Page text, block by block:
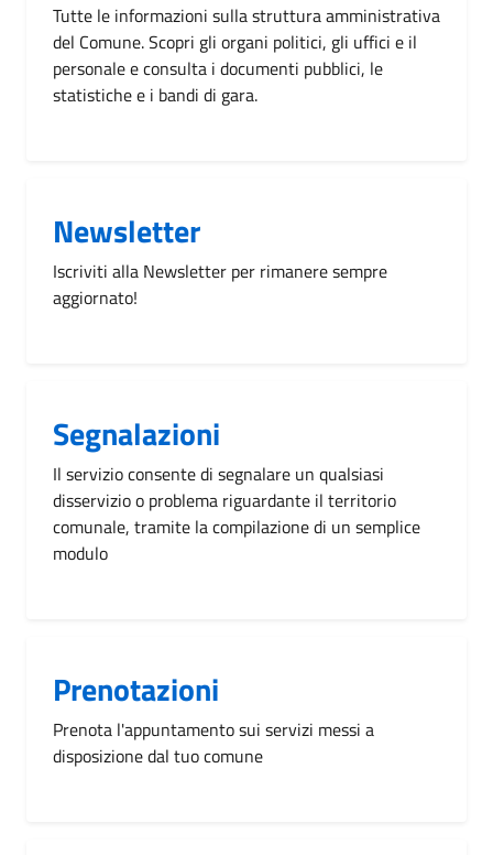
Tutte le informazioni sulla struttura amministrativa
del Comune. Scopri gli organi politici, gli uffici e il
personale e consulta i documenti pubblici, le
statistiche e i bandi di gara.
Newsletter
Iscriviti alla Newsletter per rimanere sempre
aggiornato!
Segnalazioni
Il servizio consente di segnalare un qualsiasi
disservizio o problema riguardante il territorio
comunale, tramite la compilazione di un semplice
modulo
Prenotazioni
Prenota l'appuntamento sui servizi messi a
disposizione dal tuo comune